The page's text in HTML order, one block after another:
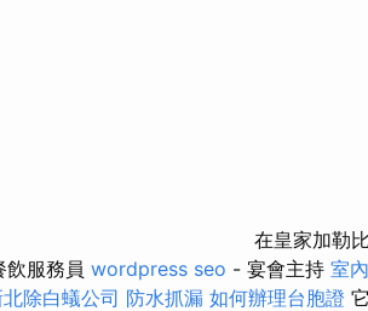
在皇家加勒
服務員 wordpress seo - 宴會主持 室
北除白蟻公司 防水抓漏 如何辦理台胞證